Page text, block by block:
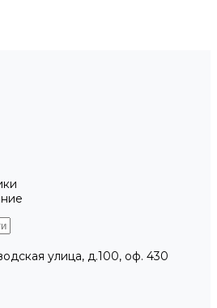
улица, д.100, оф. 430